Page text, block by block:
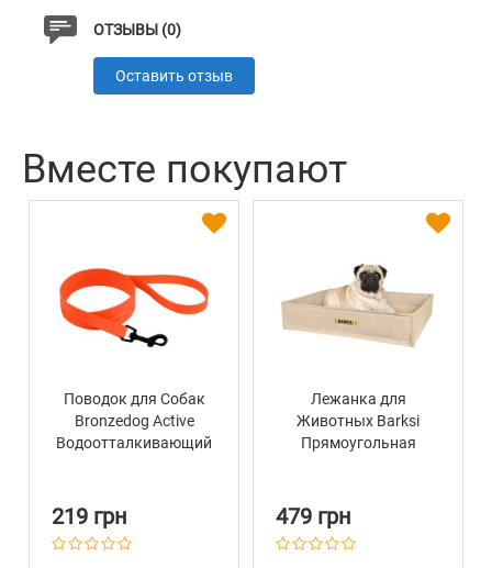
ОТЗЫВЫ (0)
Оставить отзыв
Вместе покупают
Поводок для Собак
Bronzedog Active
Водоотталкивающий
Покрытием
Оранжевый
219 грн
Лежанка для
Животных Barksi
Прямоугольная
479 грн